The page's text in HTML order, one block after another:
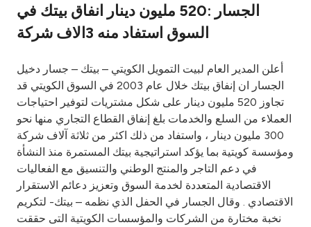
Tools & Services
After Sales Services
Contact us
Branch & ATM locator
Germany
الجسار :520 مليون دينار انفاق بيتك في
السوق استفاد منه 3الاف شركة
أعلن المدير العام لبيت التمويل الكويتي – بيتك – جسار دخيل
الجسار ان إنفاق بيتك خلال عام 2003 في السوق الكويتي قد
تجاوز 520 مليون دينار على شكل مشتريات لتوفير احتياجات
العملاء من السلع والخدمات بلغ إنفاق القطاع التجاري منها نحو
300 مليون دينار ، واستفاد من ذلك اكثر من ثلاثة آلاف شركة
ومؤسسة كويتية بما يؤكد استراتيجية بيتك المستمرة منذ النشأة
في دعم التاجر والمنتج الوطني والتنسيق مع الفعاليات
الاقتصادية المتعددة لخدمة السوق وتعزيز دعائم الاستقرار
الاقتصادي . وقال الجسار في الحفل الذي نظمه – بيتك- لتكريم
نخبة مختارة من الشركات والمؤسسات الكويتية التى حققت